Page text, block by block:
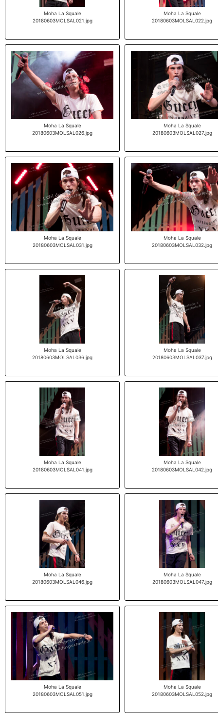
Moha La Squale
20180603MOLSAL021.jpg
Moha La Squale
20180603MOLSAL022.jpg
Moha La Squale
20180603MOLSAL026.jpg
Moha La Squale
20180603MOLSAL027.jpg
Moha La Squale
20180603MOLSAL031.jpg
Moha La Squale
20180603MOLSAL032.jpg
Moha La Squale
20180603MOLSAL036.jpg
Moha La Squale
20180603MOLSAL037.jpg
Moha La Squale
20180603MOLSAL041.jpg
Moha La Squale
20180603MOLSAL042.jpg
Moha La Squale
20180603MOLSAL046.jpg
Moha La Squale
20180603MOLSAL047.jpg
Moha La Squale
20180603MOLSAL051.jpg
Moha La Squale
20180603MOLSAL052.jpg